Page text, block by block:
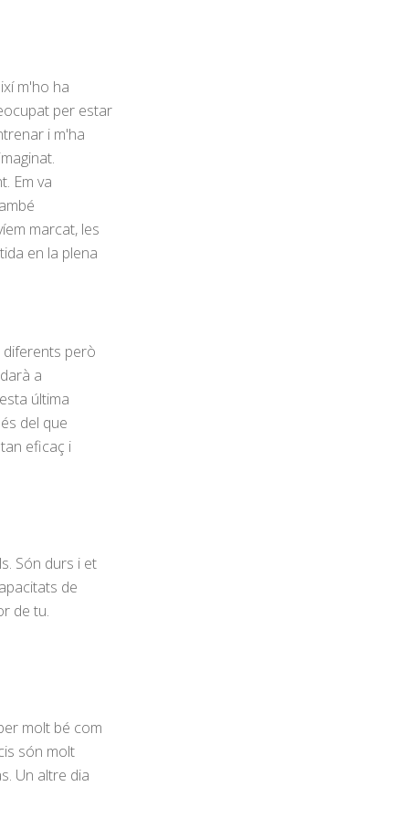
m'ho ha
per estar
i m'ha
Em va
marcat, les
en la plena
però
a
última
del que
eficaç i
Són durs i et
de
de tu.
molt bé com
són molt
Un altre dia